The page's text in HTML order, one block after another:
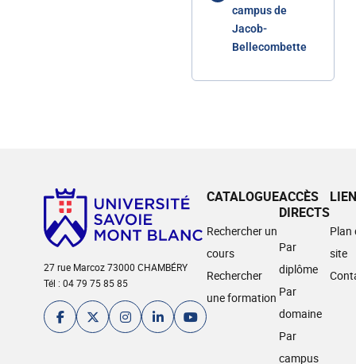
campus de
Jacob-
Bellecombette
27 rue Marcoz 73000 CHAMBÉRY
Tél : 04 79 75 85 85
CATALOGUE
Rechercher un
cours
Rechercher
une formation
ACCÈS
DIRECTS
Par
diplôme
Par
domaine
Par
campus
Plan
site